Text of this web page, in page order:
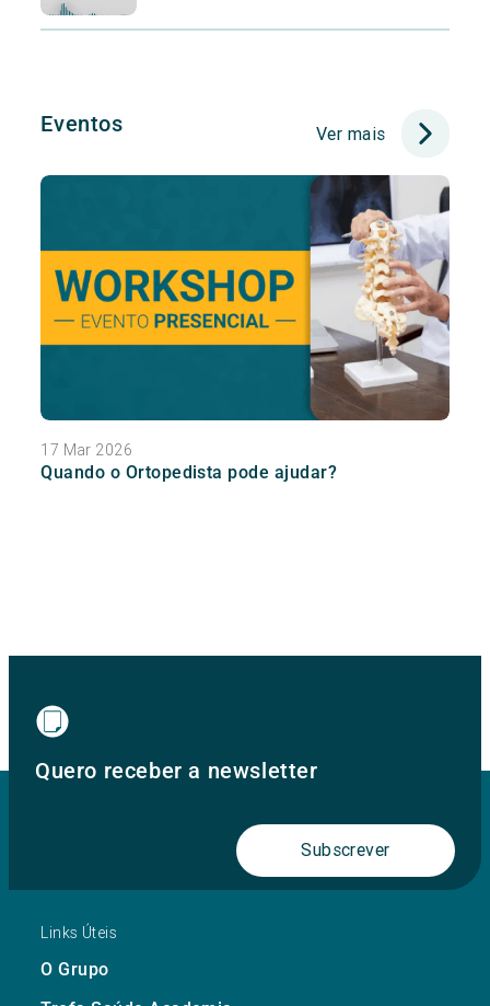
Eventos Ver mais
17 Mar 2026
Quando o Ortopedista pode ajudar?
Quero receber a newsletter
Subscrever
Links Úteis
O Grupo